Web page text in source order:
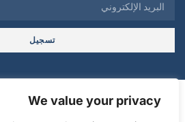
We value your privacy
تسجيل
© 2025